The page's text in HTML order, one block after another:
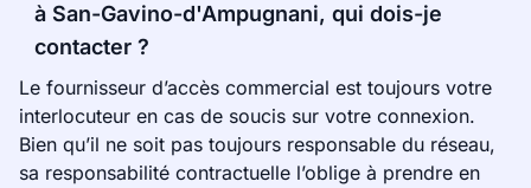
à San-Gavino-d'Ampugnani, qui dois-je
contacter ?
Le fournisseur d’accès commercial est toujours votre
interlocuteur en cas de soucis sur votre connexion.
Bien qu’il ne soit pas toujours responsable du réseau,
sa responsabilité contractuelle l’oblige à prendre en